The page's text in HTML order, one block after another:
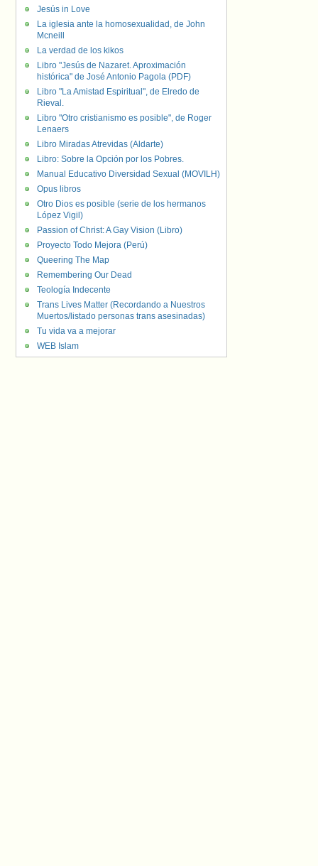
Jesús in Love
La iglesia ante la homosexualidad, de John
Mcneill
La verdad de los kikos
Libro "Jesús de Nazaret. Aproximación
histórica" de José Antonio Pagola (PDF)
Libro "La Amistad Espiritual", de Elredo de
Rieval.
Libro "Otro cristianismo es posible", de Roger
Lenaers
Libro Miradas Atrevidas (Aldarte)
Libro: Sobre la Opción por los Pobres.
Manual Educativo Diversidad Sexual (MOVILH)
Opus libros
Otro Dios es posible (serie de los hermanos
López Vigil)
Passion of Christ: A Gay Vision (Libro)
Proyecto Todo Mejora (Perú)
Queering The Map
Remembering Our Dead
Teología Indecente
Trans Lives Matter (Recordando a Nuestros
Muertos/listado personas trans asesinadas)
Tu vida va a mejorar
WEB Islam